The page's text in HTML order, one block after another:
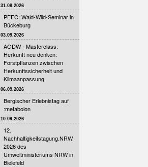
31.08.2026
PEFC: Wald-Wild-Seminar in
Bückeburg
03.09.2026
AGDW - Masterclass:
Herkunft neu denken:
Forstpflanzen zwischen
Herkunftssicherheit und
Klimaanpassung
06.09.2026
Bergischer Erlebnistag auf
:metabolon
10.09.2026
12.
Nachhaltigkeitstagung.NRW
2026 des
Umweltministeriums NRW in
Bielefeld